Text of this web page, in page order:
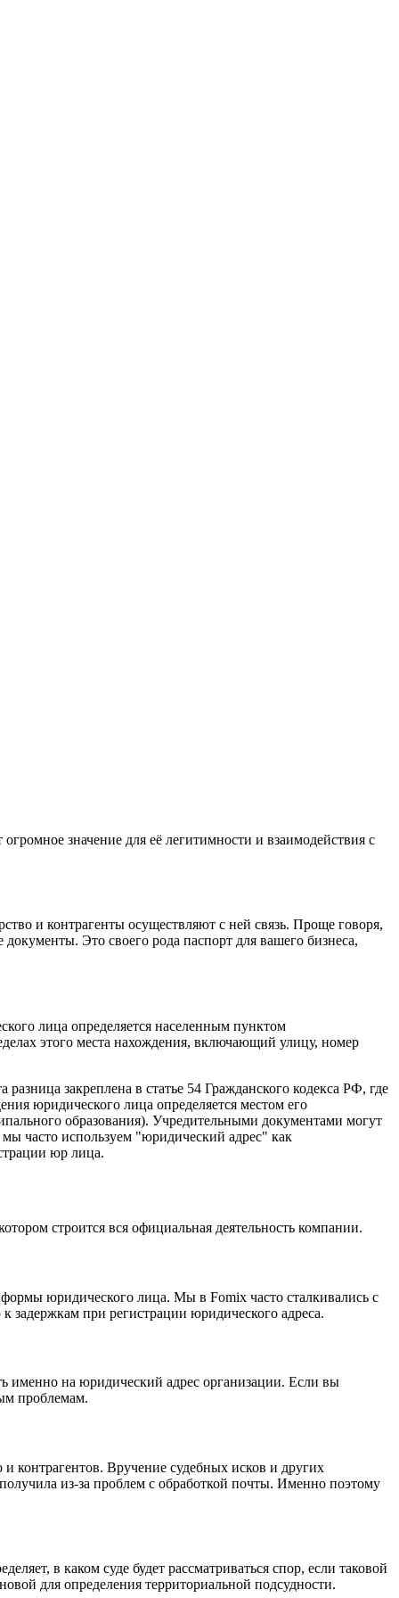
значение для её легитимности и взаимодействия с
и контрагенты осуществляют с ней связь. Проще говоря,
Это своего рода паспорт для вашего бизнеса,
лица определяется населенным пунктом
этого места нахождения, включающий улицу, номер
закреплена в статье 54 Гражданского кодекса РФ, где
юридического лица определяется местом его
образования). Учредительными документами могут
часто используем "юридический адрес" как
юр лица.
строится вся официальная деятельность компании.
юридического лица. Мы в Fomix часто сталкивались с
задержкам при регистрации юридического адреса.
именно на юридический адрес организации. Если вы
проблемам.
контрагентов. Вручение судебных исков и других
из-за проблем с обработкой почты. Именно поэтому
в каком суде будет рассматриваться спор, если таковой
для определения территориальной подсудности.